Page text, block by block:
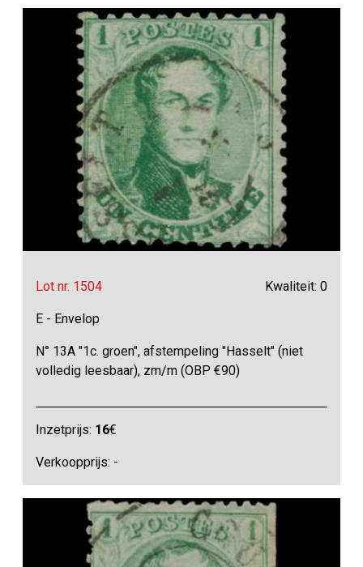
Lot nr. 1504 Kwaliteit: 0
E - Envelop
N° 13A "1c. groen", afstempeling "Hasselt" (niet
volledig leesbaar), zm/m (OBP €90)
Inzetprijs: 16€
Verkoopprijs: -